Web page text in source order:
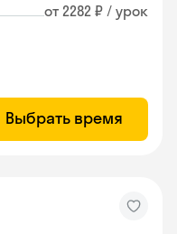
от 2282 ₽ / урок
Выбрать время